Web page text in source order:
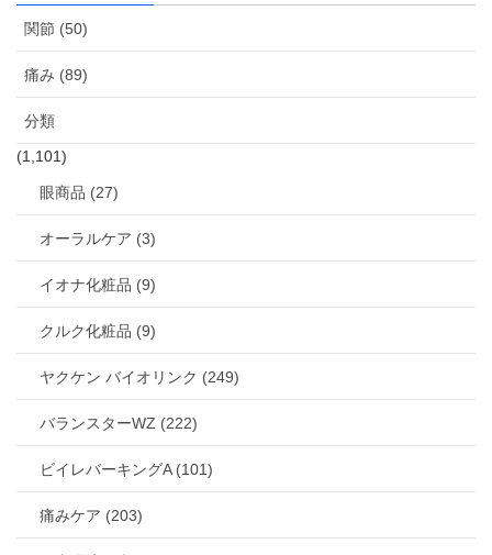
関節 (50)
痛み (89)
分類
(1,101)
眼商品 (27)
オーラルケア (3)
イオナ化粧品 (9)
クルク化粧品 (9)
ヤクケン バイオリンク (249)
バランスターWZ (222)
ビイレバーキングA (101)
痛みケア (203)